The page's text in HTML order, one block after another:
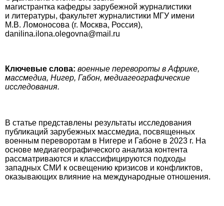
магистрантка кафедры зарубежной журналистики
и литературы, факультет журналистики МГУ имени
М.В. Ломоносова (г. Москва, Россия),
danilina.ilona.olegovna@mail.ru
Ключевые слова: военные перевороты в Африке,
массмедиа, Нигер, Габон, медиагеографические
исследования.
В статье представлены результаты исследования
публикаций зарубежных массмедиа, посвященных
военным переворотам в Нигере и Габоне в 2023 г. На
основе медиагеографического анализа контента
рассматриваются и классифицируются подходы
западных СМИ к освещению кризисов и конфликтов,
оказывающих влияние на международные отношения.